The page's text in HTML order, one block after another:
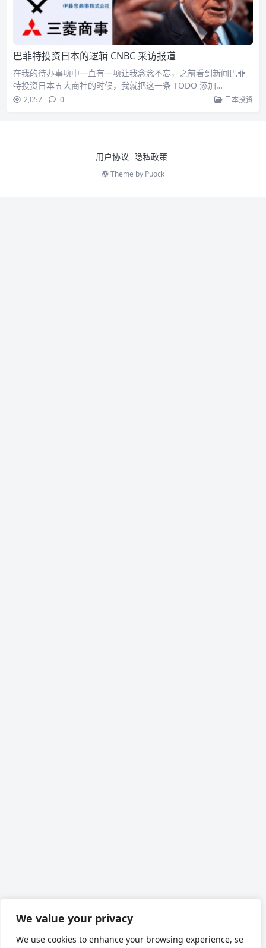
We value your privacy
We use cookies to enhance your browsing experience, se
巴菲特投资日本的逻辑 CNBC 采访报道
在我的待办事项中一直有一项让我念念不忘，之前看到新闻巴菲
特投资日本五大商社的时候，我就把这一条 TODO 添加…
2,057 0 日本投资
用户协议 隐私政策
Theme by Puock